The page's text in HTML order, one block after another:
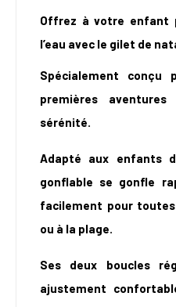
Offrez à votre enfant
l’eau avec le gilet de
Spécialement conçu
premières
sérénité.
Adapté aux enfants
gonflable se gonfle
facilement pour
ou à la plage.
Ses deux boucles
ajustement